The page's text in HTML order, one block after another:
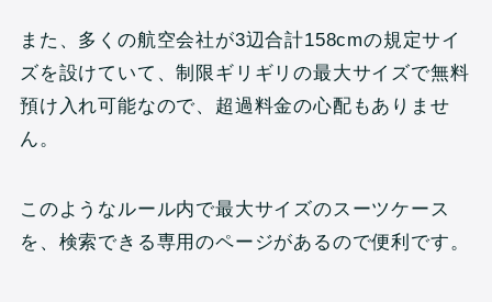
また、多くの航空会社が3辺合計158cmの規定サイ
ズを設けていて、制限ギリギリの最大サイズで無料
預け入れ可能なので、超過料金の心配もありませ
ん。
このようなルール内で最大サイズのスーツケース
を、検索できる専用のページがあるので便利です。